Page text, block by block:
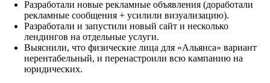
Разработали новые рекламные объявления (доработали
рекламные сообщения + усилили визуализацию).
Разработали и запустили новый сайт и несколько
лендингов на отдельные услуги.
Выяснили, что физические лица для «Альянса» вариант
нерентабельный, и перенастроили всю кампанию на
юридических.